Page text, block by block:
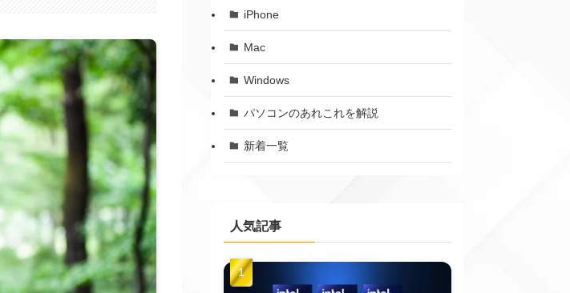
iPhone
Mac
Windows
パソコンのあれこれを解説
新着一覧
人気記事